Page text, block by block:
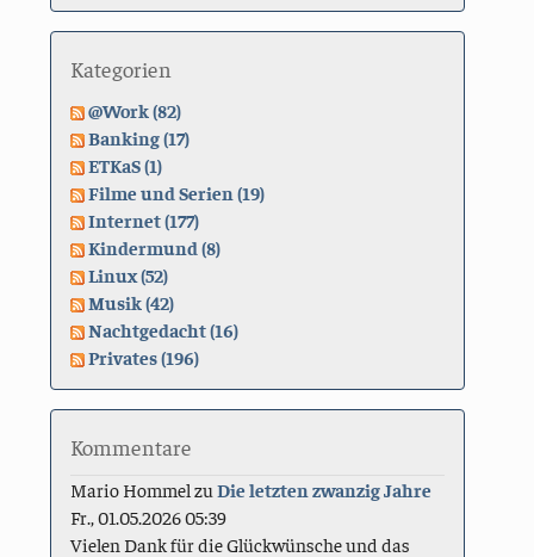
Kategorien
@Work (82)
Banking (17)
ETKaS (1)
Filme und Serien (19)
Internet (177)
Kindermund (8)
Linux (52)
Musik (42)
Nachtgedacht (16)
Privates (196)
Kommentare
Mario Hommel zuDie letzten zwanzig Jahre
Fr., 01.05.2026 05:39
Vielen Dank für die Glückwünsche und das